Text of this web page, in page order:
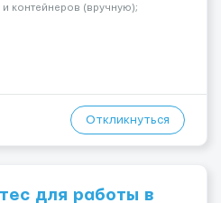
и контейнеров (вручную);
заведующего складом. ✅
Откликнуться
для работы в